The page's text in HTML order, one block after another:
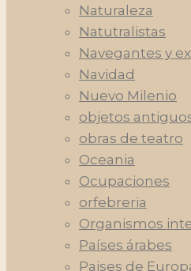
Naturaleza
Natutralistas
Navegantes y
Navidad
Nuevo Milenio
objetos
obras de teatro
Oceania
Ocupaciones
orfebreria
Organismos
Países árabes
Paises de